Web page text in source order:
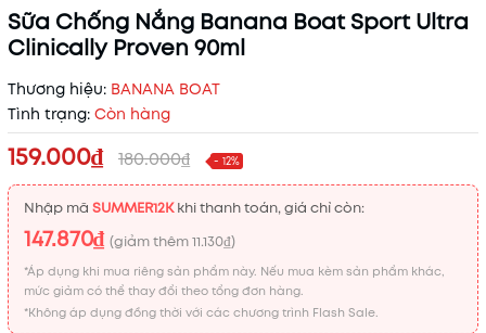
Sữa Chống Nắng Banana Boat Sport Ultra
Clinically Proven 90ml
Thương hiệu: BANANA BOAT
Tình trạng: Còn hàng
159.000₫ 180.000₫ - 12%
Nhập mã SUMMER12Kkhi thanh toán, giá chỉ còn:
147.870₫ (giảm thêm11.130₫)
*Áp dụng khi mua riêng sản phẩm này. Nếu mua kèm sản phẩm khác,
mức giảm có thể thay đổi theo tổng đơn hàng.
*Không áp dụng đồng thời với các chương trình Flash Sale.